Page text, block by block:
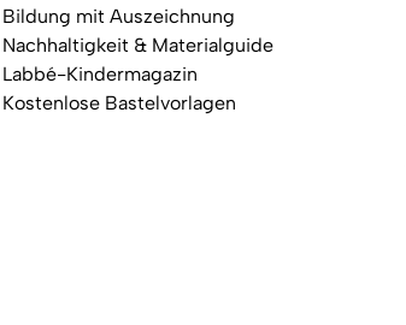
Bildung mit Auszeichnung
Nachhaltigkeit & Materialguide
Labbé-Kindermagazin
Kostenlose Bastelvorlagen